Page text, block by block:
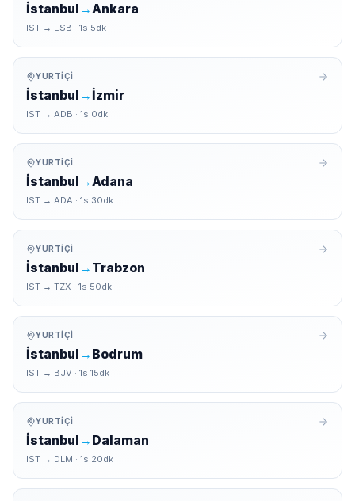
İstanbul →Ankara
IST → ESB · 1s 5dk
YURTIÇI
İstanbul → İzmir
IST → ADB · 1s 0dk
YURTIÇI
İstanbul →Adana
IST → ADA · 1s 30dk
YURTIÇI
İstanbul → Trabzon
IST → TZX · 1s 50dk
YURTIÇI
İstanbul → Bodrum
IST → BJV · 1s 15dk
YURTIÇI
İstanbul → Dalaman
IST → DLM · 1s 20dk